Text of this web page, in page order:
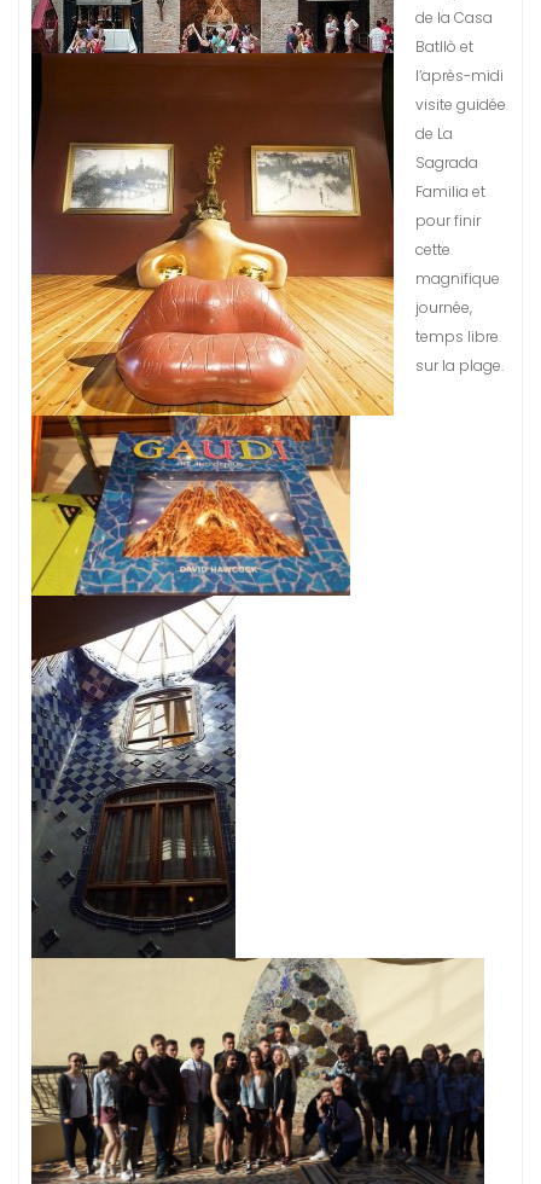
de la Casa
Batllò et
l’après-midi
visite guidée
de La
Sagrada
Familia et
pour finir
cette
magnifique
journée,
temps libre
sur la plage.